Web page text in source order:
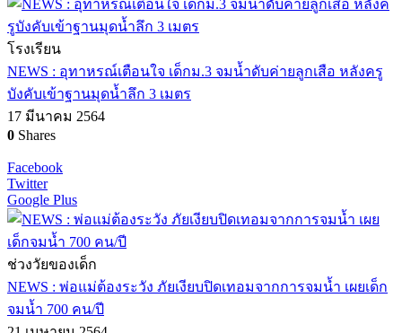
โรงเรียน
NEWS : อุทาหรณ์เตือนใจ เด็กม.3 จมน้ำดับค่ายลูกเสือ หลังครู
บังคับเข้าฐานมุดน้ำลึก 3 เมตร
17 มีนาคม 2564
0 Shares
Facebook
Twitter
Google Plus
ช่วงวัยของเด็ก
NEWS : พ่อแม่ต้องระวัง ภัยเงียบปิดเทอมจากการจมน้ำ เผยเด็ก
จมน้ำ 700 คน/ปี